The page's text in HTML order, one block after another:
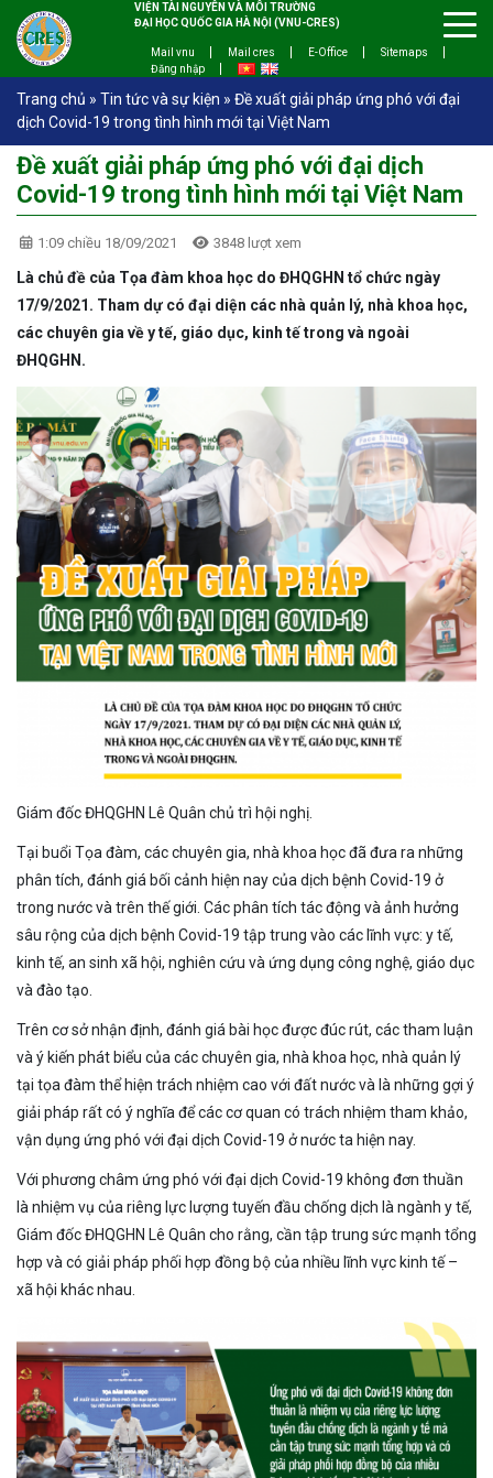
VIỆN TÀI NGUYÊN VÀ MÔI TRƯỜNG
ĐẠI HỌC QUỐC GIA HÀ NỘI (VNU-CRES)
Mail vnu Mail cres E-Office
Sitemaps
Đăng nhập
Trang chủ » Tin tức và sự kiện » Đề xuất giải pháp ứng phó với đại
dịch Covid-19 trong tình hình mới tại Việt Nam
Đề xuất giải pháp ứng phó với đại dịch
Covid-19 trong tình hình mới tại Việt Nam
1:09 chiều 18/09/2021 3848 lượt xem
Là chủ đề của Tọa đàm khoa học do ĐHQGHN tổ chức ngày
17/9/2021. Tham dự có đại diện các nhà quản lý, nhà khoa học,
các chuyên gia về y tế, giáo dục, kinh tế trong và ngoài
ĐHQGHN.
Giám đốc ĐHQGHN Lê Quân chủ trì hội nghị.
Tại buổi Tọa đàm, các chuyên gia, nhà khoa học đã đưa ra những
phân tích, đánh giá bối cảnh hiện nay của dịch bệnh Covid-19 ở
trong nước và trên thế giới. Các phân tích tác động và ảnh hưởng
sâu rộng của dịch bệnh Covid-19 tập trung vào các lĩnh vực: y tế,
kinh tế, an sinh xã hội, nghiên cứu và ứng dụng công nghệ, giáo dục
và đào tạo.
Trên cơ sở nhận định, đánh giá bài học được đúc rút, các tham luận
và ý kiến phát biểu của các chuyên gia, nhà khoa học, nhà quản lý
tại tọa đàm thể hiện trách nhiệm cao với đất nước và là những gợi ý
giải pháp rất có ý nghĩa để các cơ quan có trách nhiệm tham khảo,
vận dụng ứng phó với đại dịch Covid-19 ở nước ta hiện nay.
Với phương châm ứng phó với đại dịch Covid-19 không đơn thuần
là nhiệm vụ của riêng lực lượng tuyến đầu chống dịch là ngành y tế,
Giám đốc ĐHQGHN Lê Quân cho rằng, cần tập trung sức mạnh tổng
hợp và có giải pháp phối hợp đồng bộ của nhiều lĩnh vực kinh tế –
xã hội khác nhau.